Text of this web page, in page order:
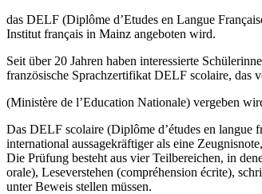
das DELF (Diplôme d’Etudes en Langue
Institut français in Mainz angeboten wird.
Seit über 20 Jahren haben interessierte
französische Sprachzertifikat DELF scolaire, das
(Ministère de l’Education Nationale) vergeben
Das DELF scolaire (Diplôme d’études en langue
international aussagekräftiger als eine
Die Prüfung besteht aus vier Teilbereichen, in
orale), Leseverstehen (compréhension écrite),
unter Beweis stellen müssen.